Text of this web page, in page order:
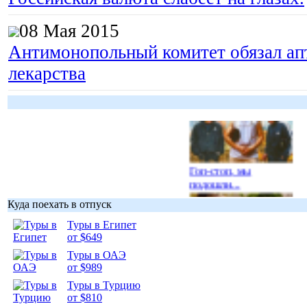
08 Мая 2015
Антимонопольный комитет обязал
лекарства
Гоп-стоп, мы
подошли...
Куда поехать в отпуск
Туры в Египет
от $649
Туры в ОАЭ
от $989
Туры в Турцию
от $810